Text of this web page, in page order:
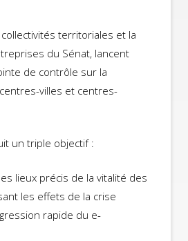
collectivités territoriales et la
du Sénat, lancent
de contrôle sur la
villes et centres-
un triple objectif :
lieux précis de la vitalité des
les effets de la crise
rapide du e-